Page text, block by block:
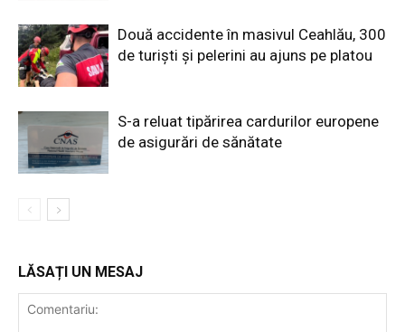
Două accidente în masivul Ceahlău, 300
de turiști și pelerini au ajuns pe platou
S-a reluat tipărirea cardurilor europene
de asigurări de sănătate
LĂSAȚI UN MESAJ